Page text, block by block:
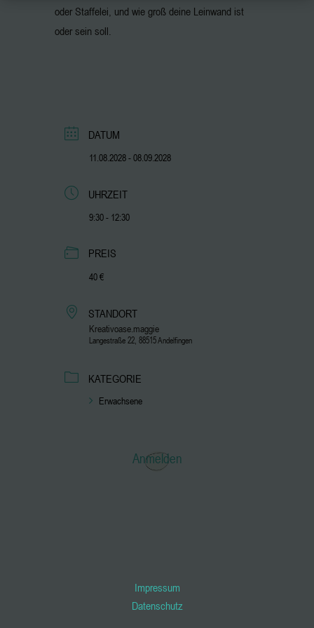
oder Staffelei, und wie groß deine Leinwand ist
oder sein soll.
DATUM
11.08.2028- 08.09.2028
UHRZEIT
9:30 - 12:30
PREIS
40 €
STANDORT
Kreativoase.maggie
Langestraße 22, 88515 Andelfingen
KATEGORIE
Erwachsene
Anmelden
Impressum
Datenschutz